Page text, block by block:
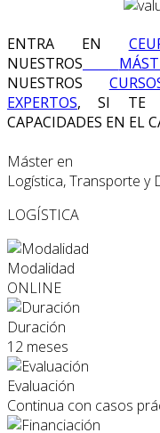
ENTRA EN
NUESTROS
NUESTROS
EXPERTOS, SI TE
CAPACIDADES EN EL
Máster en
Logística, Transporte y
LOGÍSTICA
Modalidad
ONLINE
Duración
12 meses
Evaluación
Continua con casos